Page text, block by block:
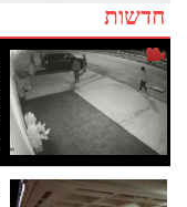
חדשות